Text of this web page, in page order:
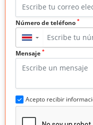
Número de teléfono *
▼
Mensaje *
Acepto recibir